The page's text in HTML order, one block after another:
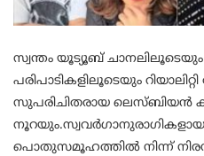
സ്വന്തം യൂട്യൂബ് ചാനലിലൂടെ‍യും
പരിപാടികളിലൂടെയും
സുപരിചിതരായ ലെസ്ബിയൻ
പൊതുസമൂഹത്തിൽ നിന്ന്